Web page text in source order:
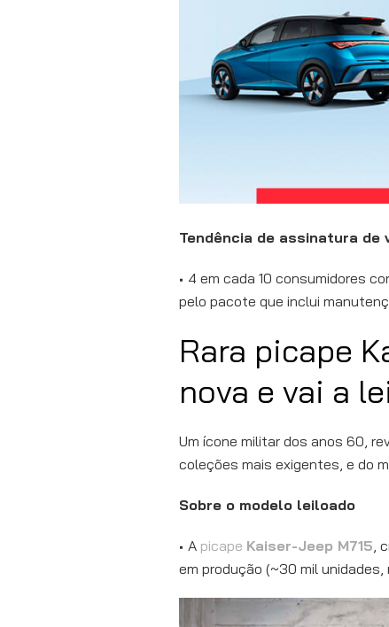
Tendência de assinatura de
4 em cada 10 consumidores
pelo pacote que inclui
Rara picape
nova e vai a
Um ícone militar dos anos 60,
coleções mais exigentes, e do
Sobre o modelo leiloado
A picape Kaiser-Jeep M715,
em produção (~30 mil